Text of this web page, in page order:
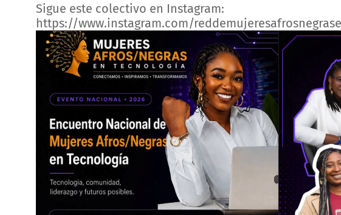
Sigue este colectivo en Instagram:
https://www.instagram.com/